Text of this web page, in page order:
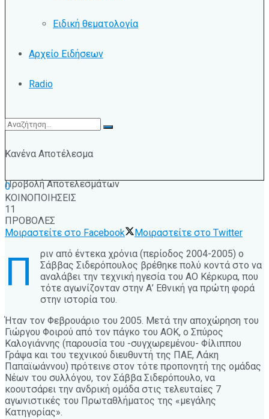
Ειδική θεματολογία
Αρχείο Ειδήσεων
Radio
Κανένα Αποτέλεσμα
Προβολή Αποτελεσμάτων
0
ΚΟΙΝΟΠΟΙΗΣΕΙΣ
11
ΠΡΟΒΟΛΕΣ
Μοιραστείτε στο Facebook
Μοιραστείτε στο Twitter
Π
ριν από έντεκα χρόνια (περίοδος 2004-2005) ο
Σάββας Σιδερόπουλος βρέθηκε πολύ κοντά στο να
αναλάβει την τεχνική ηγεσία του ΑΟ Κέρκυρα, που
τότε αγωνίζονταν στην Α’ Εθνική γα πρώτη φορά
στην ιστορία του.
Ήταν τον Φεβρουάριο του 2005. Μετά την αποχώρηση του
Γιώργου Φοιρού από τον πάγκο του ΑΟΚ, ο Σπύρος
Καλογιάννης (παρουσία του -συγχωρεμένου- Φίλιππου
Γράψα και του τεχνικού διευθυντή της ΠΑΕ, Λάκη
Παπαϊωάννου) πρότεινε στον τότε προπονητή της ομάδας
Νέων του συλλόγου, τον Σάββα Σιδερόπουλο, να
κοουτσάρει την ανδρική ομάδα στις τελευταίες 7
αγωνιστικές του Πρωταθλήματος της «μεγάλης
Κατηγορίας».